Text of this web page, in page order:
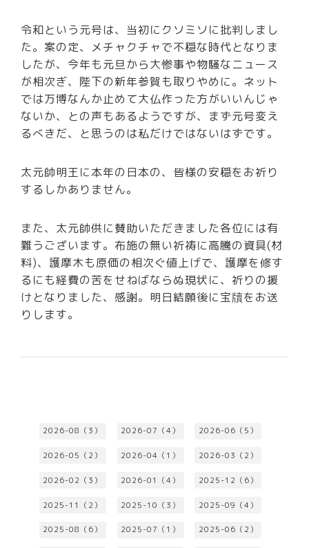
令和という元号は、当初にクソミソに批判しまし
た。案の定、メチャクチャで不穏な時代となりま
したが、今年も元旦から大惨事や物騒なニュース
が相次ぎ、陛下の新年参賀も取りやめに。ネット
では万博なんか止めて大仏作った方がいいんじゃ
ないか、との声もあるようですが、まず元号変え
るべきだ、と思うのは私だけではないはずです。
太元帥明王に本年の日本の、皆様の安穏をお祈り
するしかありません。
また、太元帥供に賛助いただきました各位には有
難うございます。布施の無い祈祷に高騰の資具(材
料)、護摩木も原価の相次ぐ値上げで、護摩を修す
るにも経費の苦をせねばならぬ現状に、祈りの援
けとなりました、感謝。明日結願後に宝牘をお送
りします。
2026-08（3） 2026-07（4） 2026-06（5）
2026-05（2） 2026-04（1） 2026-03（2）
2026-02（3） 2026-01（4） 2025-12（6）
2025-11（2） 2025-10（3） 2025-09（4）
2025-08（6） 2025-07（1） 2025-06（2）